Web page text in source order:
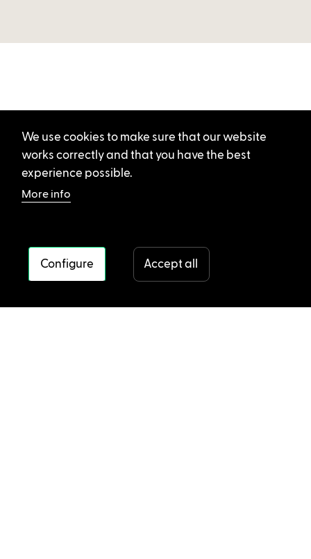
We use cookies to make sure that our website
works correctly and that you have the best
experience possible.
More info
Configure Accept all